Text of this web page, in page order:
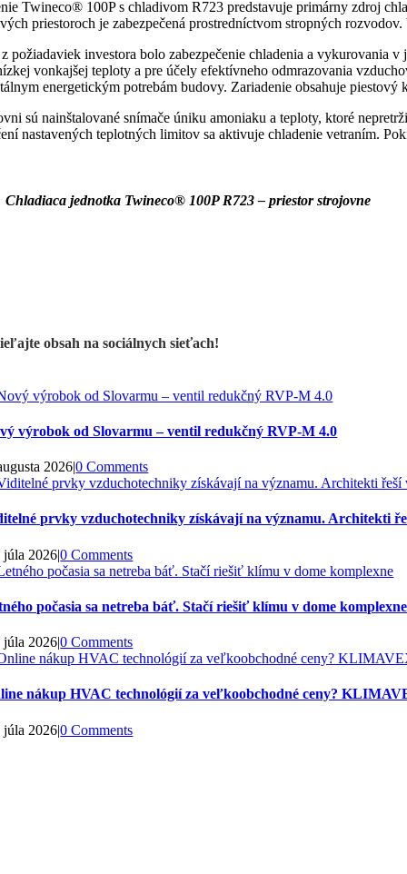
Twineco® 100P s chladivom R723 predstavuje primárny zdroj
priestoroch je zabezpečená prostredníctvom stropných
požiadaviek investora bolo zabezpečenie chladenia a vykurovania
vonkajšej teploty a pre účely efektívneho odmrazovania
energetickým potrebám budovy. Zariadenie obsahuje
sú nainštalované snímače úniku amoniaku a teploty, ktoré
nastavených teplotných limitov sa aktivuje chladenie vetraním.
jednotka Twineco® 100P R723 – priestor strojovne
obsah na sociálnych sieťach!
výrobok od Slovarmu – ventil redukčný RVP-M 4.0
2026|0 Comments
prvky vzduchotechniky získávají na významu. Architekti
júla 2026|0 Comments
počasia sa netreba báť. Stačí riešiť klímu v dome komplexne
júla 2026|0 Comments
nákup HVAC technológií za veľkoobchodné ceny?
júla 2026|0 Comments